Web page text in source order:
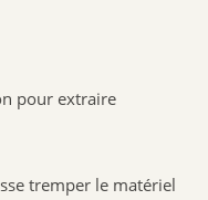
pour extraire
tremper le matériel